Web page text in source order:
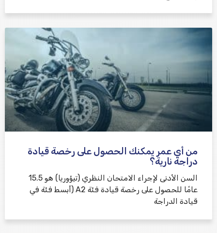
من أي عمر يمكنك الحصول على رخصة قيادة
دراجة نارية؟
السن الأدنى لإجراء الامتحان النظري (تيؤوريا) هو 15.5
عامًا للحصول على رخصة قيادة فئة A2 (أبسط فئة في
قيادة الدراجة